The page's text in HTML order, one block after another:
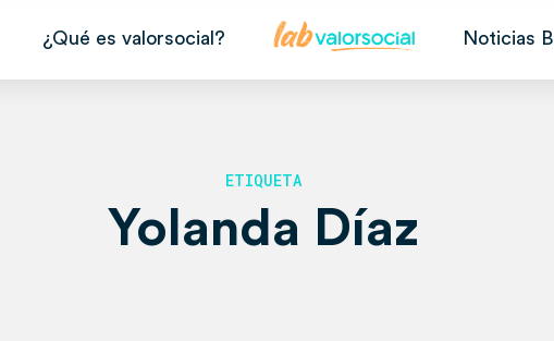
¿Qué es valorsocial? Noticias
ETIQUETA
Yolanda Díaz